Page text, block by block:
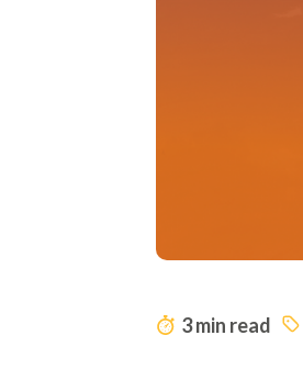
3 min read